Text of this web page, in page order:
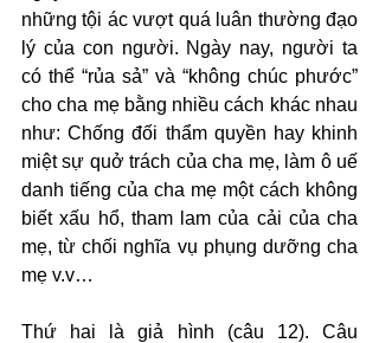
những tội ác vượt quá luân thường đạo
lý của con người. Ngày nay, người ta
có thể “rủa sả” và “không chúc phước”
cho cha mẹ bằng nhiều cách khác nhau
như: Chống đối thẩm quyền hay khinh
miệt sự quở trách của cha mẹ, làm ô uế
danh tiếng của cha mẹ một cách không
biết xấu hổ, tham lam của cải của cha
mẹ, từ chối nghĩa vụ phụng dưỡng cha
mẹ v.v…
Thứ hai là giả hình (câu 12). Câu